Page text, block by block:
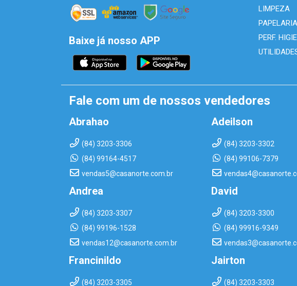
Baixe já nosso APP
LIMPEZA
PAPELARIA
PERF.
Fale com um de nossos vendedores
Abrahao
(84) 3203-3306
(84) 99164-4517
vendas5@casanorte.com.br
Adeilson
(84) 3203-3302
(84) 99106-7379
Andrea
(84) 3203-3307
(84) 99196-1528
vendas12@casanorte.com.br
David
(84) 3203-3300
(84) 99916-9349
Francinildo
(84) 3203-3305
Jairton
(84) 3203-3303